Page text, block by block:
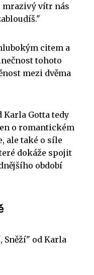
mrazivý vítr nás
citem a
tohoto
mezi dvěma
Gotta tedy
o romantickém
ale také o síle
dokáže spojit
období
Sněží" od Karla